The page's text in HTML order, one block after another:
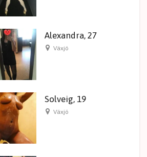
Alexandra, 27
Växjö
Solveig, 19
Växjö